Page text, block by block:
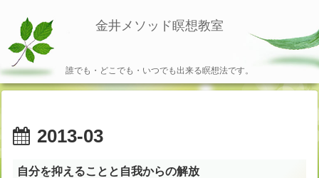
金井メソッド瞑想教室
誰でも・どこでも・いつでも出来る瞑想法です。
2013-03
自分を抑えることと自我からの解放